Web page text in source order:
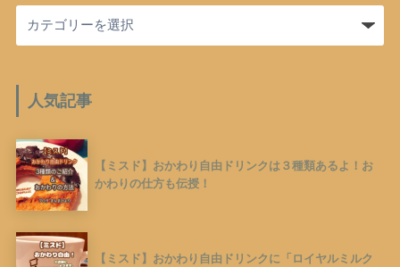
人気記事
【ミスド】おかわり自由ドリンクは３種類あるよ！お
かわりの仕方も伝授！
【ミスド】おかわり自由ドリンクに「ロイヤルミルク